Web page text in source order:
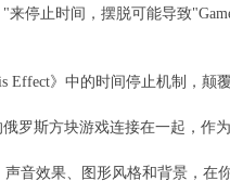
停止时间，摆脱可能导致
Effect》中的时间停止机制，颠
罗斯方块游戏连接在一起，作
音效果、图形风格和背景，在